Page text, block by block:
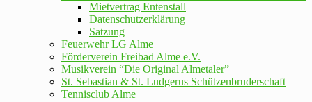
Mietvertrag Entenstall
Datenschutzerklärung
Satzung
Feuerwehr LG Alme
Förderverein Freibad Alme e.V.
Musikverein “Die Original Almetaler”
St. Sebastian & St. Ludgerus Schützenbruderschaft
Tennisclub Alme